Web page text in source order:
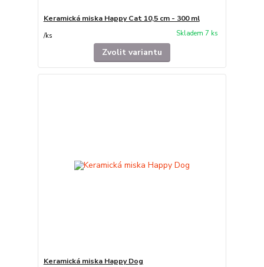
Keramická miska Happy Cat 10,5 cm - 300 ml
/ks Skladem 7 ks
Zvolit variantu
Keramická miska Happy Dog